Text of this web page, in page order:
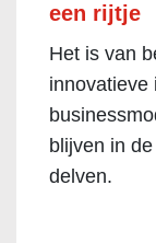
een rijtje
Het is van
innovatieve
blijven in
delven.